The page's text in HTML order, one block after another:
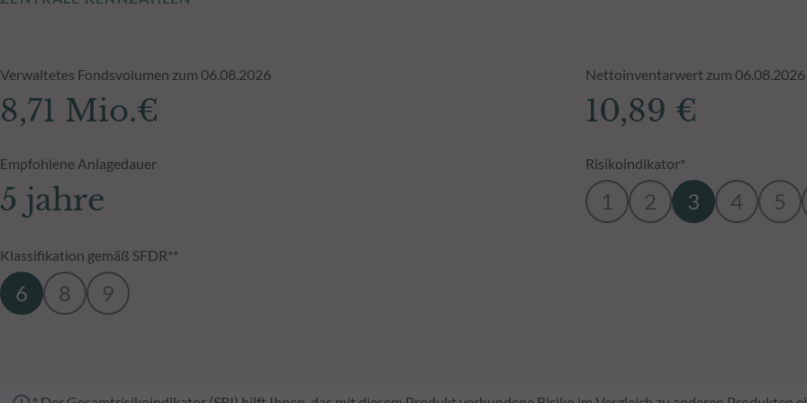
Verwaltetes Fondsvolumen zum 06.08.2026
8,71 Mio.€
Nettoinventarwert zum 06.08.2026
10,89 €
Empfohlene Anlagedauer
5 jahre
Risikoindikator*
1 2 3 4 5
Klassifikation gemäß SFDR**
6 8 9